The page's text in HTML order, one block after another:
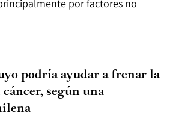
por factores no
podría ayudar a frenar la
según una